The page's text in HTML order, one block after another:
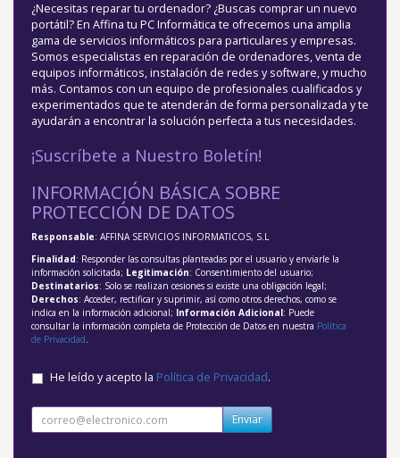
¿Necesitas reparar tu ordenador? ¿Buscas comprar un nuevo
portátil? En Affina tu PC Informática te ofrecemos una amplia
gama de servicios informáticos para particulares y empresas.
Somos especialistas en reparación de ordenadores, venta de
equipos informáticos, instalación de redes y software, y mucho
más. Contamos con un equipo de profesionales cualificados y
experimentados que te atenderán de forma personalizada y te
ayudarán a encontrar la solución perfecta a tus necesidades.
¡Suscríbete a Nuestro Boletín!
INFORMACIÓN BÁSICA SOBRE
PROTECCIÓN DE DATOS
Responsable: AFFINA SERVICIOS INFORMATICOS, S.L
Finalidad: Responder las consultas planteadas por el usuario y enviarle la
información solicitada; Legitimación: Consentimiento del usuario;
Destinatarios: Solo se realizan cesiones si existe una obligación legal;
Derechos: Acceder, rectificar y suprimir, así como otros derechos, como se
indica en la información adicional; Información Adicional: Puede
consultar la información completa de Protección de Datos en nuestra Política
de Privacidad.
He leído y acepto la Política de Privacidad.
Enviar